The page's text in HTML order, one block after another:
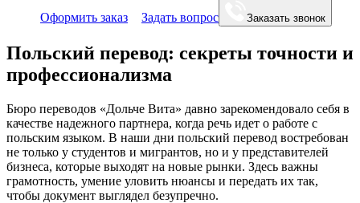
Оформить заказ Задать вопрос Заказать звонок
Польский перевод: секреты точности и
профессионализма
Бюро переводов «Дольче Вита» давно зарекомендовало себя в
качестве надежного партнера, когда речь идет о работе с
польским языком. В наши дни польский перевод востребован
не только у студентов и мигрантов, но и у представителей
бизнеса, которые выходят на новые рынки. Здесь важны
грамотность, умение уловить нюансы и передать их так,
чтобы документ выглядел безупречно.